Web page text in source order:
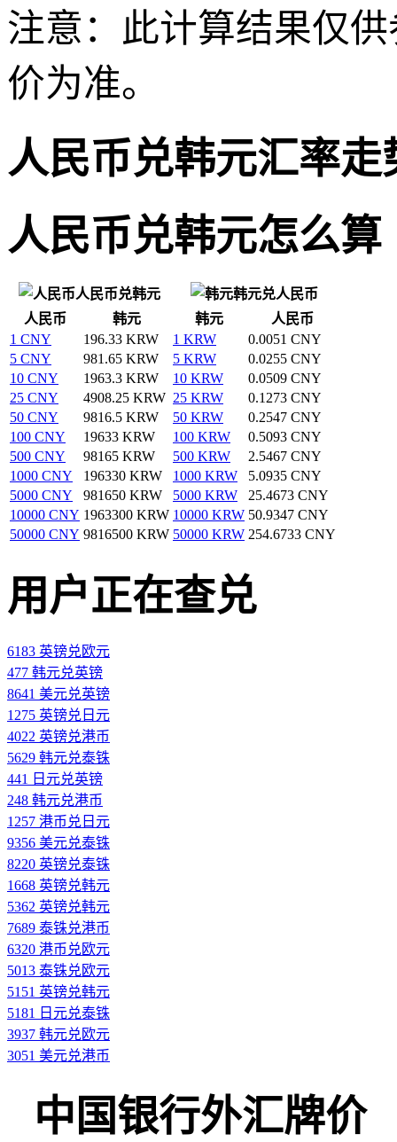
注意：此计算结果仅
价为准。
人民币兑韩元汇率走
人民币兑韩元怎么算
人民币兑韩元
韩元兑人民币
人民币
韩元 韩元
人民币
1 CNY
196.33 KRW 1 KRW
0.0051 CNY
5 CNY
981.65 KRW 5 KRW
0.0255 CNY
10 CNY
1963.3 KRW 10 KRW
0.0509 CNY
25 CNY
4908.25 KRW 25 KRW
0.1273 CNY
50 CNY
9816.5 KRW 50 KRW
0.2547 CNY
100 CNY
19633 KRW 100 KRW
0.5093 CNY
500 CNY
98165 KRW 500 KRW
2.5467 CNY
1000 CNY
196330 KRW 1000 KRW
5.0935 CNY
5000 CNY
981650 KRW 5000 KRW
25.4673 CNY
10000 CNY 1963300 KRW 10000 KRW 50.9347 CNY
50000 CNY 9816500 KRW 50000 KRW 254.6733 CNY
用户正在查兑
6183 英镑兑欧元
477 韩元兑英镑
8641 美元兑英镑
1275 英镑兑日元
4022 英镑兑港币
5629 韩元兑泰铢
441 日元兑英镑
248 韩元兑港币
1257 港币兑日元
9356 美元兑泰铢
8220 英镑兑泰铢
1668 英镑兑韩元
5362 英镑兑韩元
7689 泰铢兑港币
6320 港币兑欧元
5013 泰铢兑欧元
5151 英镑兑韩元
5181 日元兑泰铢
3937 韩元兑欧元
3051 美元兑港币
中国银行外汇牌价